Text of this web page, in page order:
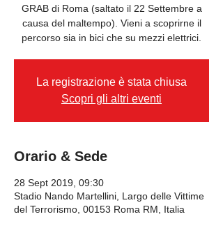
GRAB di Roma (saltato il 22 Settembre a
causa del maltempo). Vieni a scoprirne il
percorso sia in bici che su mezzi elettrici.
La registrazione è stata chiusa
Scopri gli altri eventi
Orario & Sede
28 Sept 2019, 09:30
Stadio Nando Martellini, Largo delle Vittime
del Terrorismo, 00153 Roma RM, Italia